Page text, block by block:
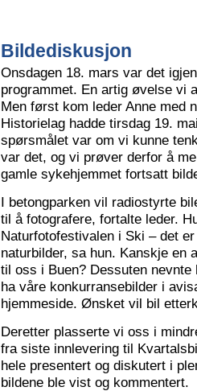
Bildediskusjon
Onsdagen 18. mars var det
programmet. En artig øvelse vi
Men først kom leder Anne med
Historielag hadde tirsdag 19.
spørsmålet var om vi kunne
var det, og vi prøver derfor å
gamle sykehjemmet fortsatt
I betongparken vil radiostyrte
til å fotografere, fortalte leder.
Naturfotofestivalen i Ski – det
naturbilder, sa hun. Kanskje en
til oss i Buen? Dessuten
ha våre konkurransebilder i
hjemmeside. Ønsket vil bil
Deretter plasserte vi oss i
fra siste innlevering til
hele presentert og diskutert i
bildene ble vist og kommentert.